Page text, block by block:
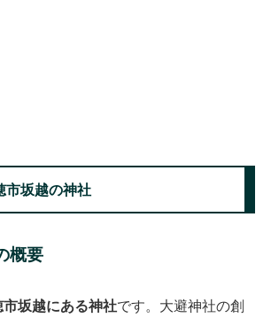
市坂越の神社
概要
坂越にある神社です。大避神社の創